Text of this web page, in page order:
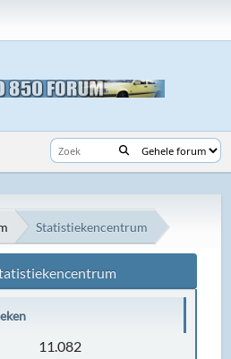
Statistiekencentrum
11.082